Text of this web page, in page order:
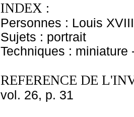
INDEX :
Personnes : Louis
Sujets : portrait
Techniques : miniature
REFERENCE DE
vol. 26, p. 31